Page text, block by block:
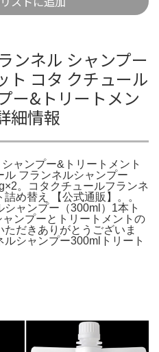
ンネル シャンプー
ト コタ クチュール
ー&トリートメン
細情報
ャンプー&トリートメント
フランネルシャンプー
。コタクチュールフランネ
め替え 【公式通販】。。
ャンプー（300ml）1本ト
ンプーとトリートメントの
だきありがとうございま
シャンプー300mlトリート